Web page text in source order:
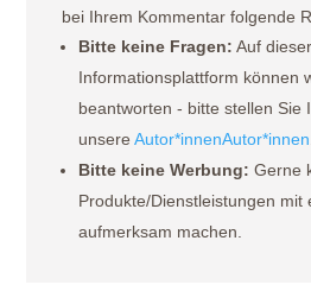
bei Ihrem Kommentar folgende
Bitte keine Fragen: Auf
Informationsplattform können
beantworten - bitte stellen Sie
unsereAutor*innenAutor*innen
Bitte keine Werbung: Gerne
Produkte/Dienstleistungen
aufmerksam machen.